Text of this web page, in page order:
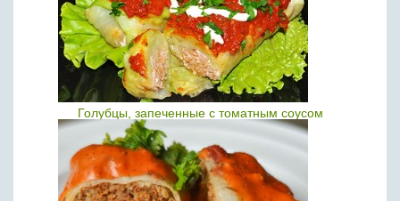
Голубцы, запеченные с томатным соусом